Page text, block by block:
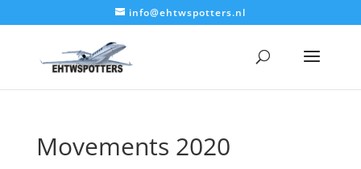
info@ehtwspotters.nl
Movements 2020